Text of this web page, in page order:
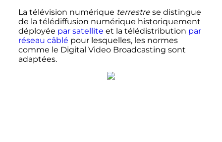
La télévision numérique terrestrese distingue
de la télédiffusion numérique historiquement
déployée par satellite et la télédistribution par
réseau câblé pour lesquelles, les normes
comme le Digital Video Broadcasting sont
adaptées.